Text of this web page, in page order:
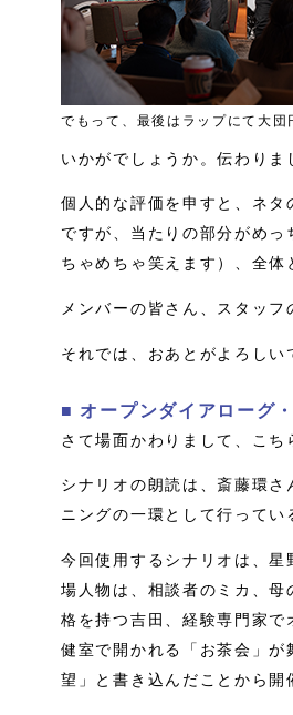
でもって、最後はラップにて大団
いかがでしょうか。伝わりま
個人的な評価を申すと、ネ
ですが、当たりの部分がめ
ちゃめちゃ笑えます）、全
メンバーの皆さん、スタッ
それでは、おあとがよろしい
■ オープンダイアローグ
さて場面かわりまして、こ
シナリオの朗読は、斎藤環
ニングの一環として行ってい
今回使用するシナリオは、
場人物は、相談者のミカ、
格を持つ吉田、経験専門家
健室で開かれる「お茶会」
望」と書き込んだことから開